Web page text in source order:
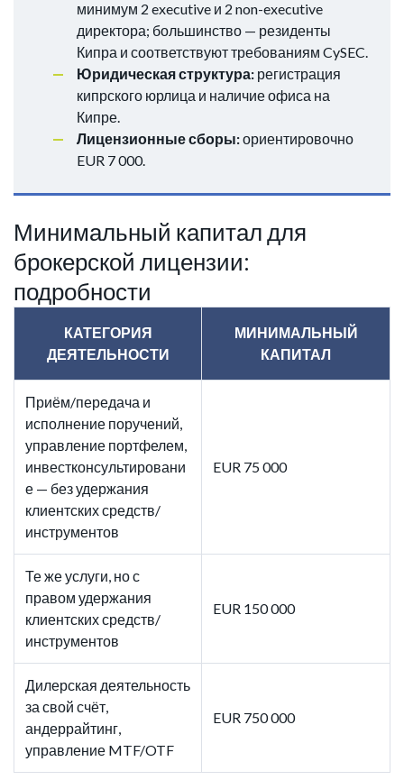
минимум 2 executive и 2 non-executive
директора; большинство — резиденты
Кипра и соответствуют требованиям CySEC.
Юридическая структура: регистрация
кипрского юрлица и наличие офиса на
Кипре.
Лицензионные сборы:ориентировочно
EUR 7 000.
Минимальный капитал для
брокерской лицензии:
подробности
КАТЕГОРИЯ
ДЕЯТЕЛЬНОСТИ
МИНИМАЛЬНЫЙ
КАПИТАЛ
Приём/передача и
исполнение поручений,
управление портфелем,
инвестконсультировани
е — без удержания
клиентских средств/
инструментов
EUR 75 000
Те же услуги, но с
правом удержания
клиентских средств/
инструментов
EUR 150 000
Дилерская деятельность
за свой счёт,
андеррайтинг,
управление MTF/OTF
EUR 750 000